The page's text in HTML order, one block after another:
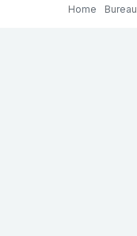
Home Bureau